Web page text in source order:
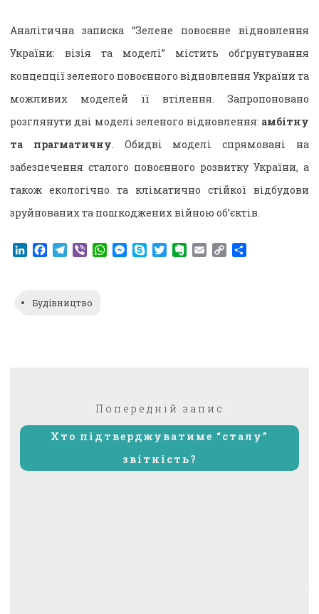
Аналітична записка “Зелене повоєнне відновлення
України: візія та моделі” містить обґрунтування
концепції зеленого повоєнного відновлення України та
можливих моделей її втілення. Запропоновано
розглянути дві моделі зеленого відновлення: амбітну
та прагматичну. Обидві моделі спрямовані на
забезпечення сталого повоєнного розвитку України, а
також екологічно та кліматично стійкої відбудови
зруйнованих та пошкоджених війною обʼєктів.
LinkedIn
Facebook
Telegram
ViberWhatsApp
Messenger
SkypeTwitterEvernote
EmailCopy
Будівництво
Попередній запис
Хто підтверджуватиме “сталу”
звітність?